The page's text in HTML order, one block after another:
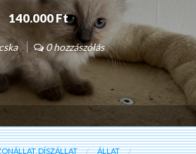
140.000 Ft
0 hozzászólás
DÍSZÁLLAT
ÁLLAT